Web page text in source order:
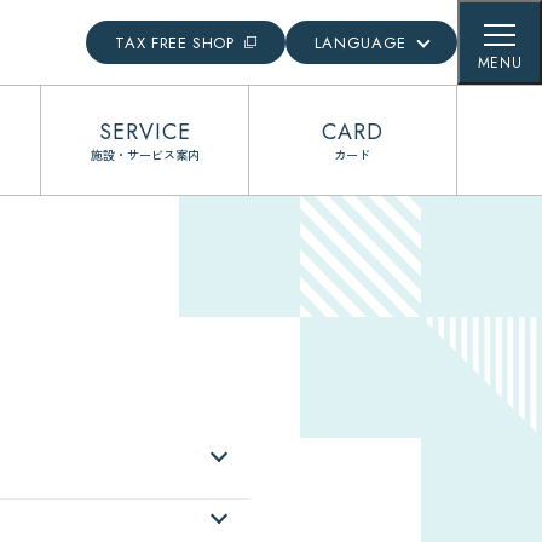
TAX FREE SHOP
LANGUAGE
English
日本語
繁体語
한국어
MENU
SERVICE
施設・サービス案内
CARD
カード